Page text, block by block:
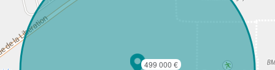
499 000 €